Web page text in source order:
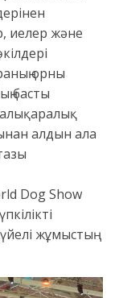
иелер және
орны
басты
алдын ала
Dog Show
жұмыстың